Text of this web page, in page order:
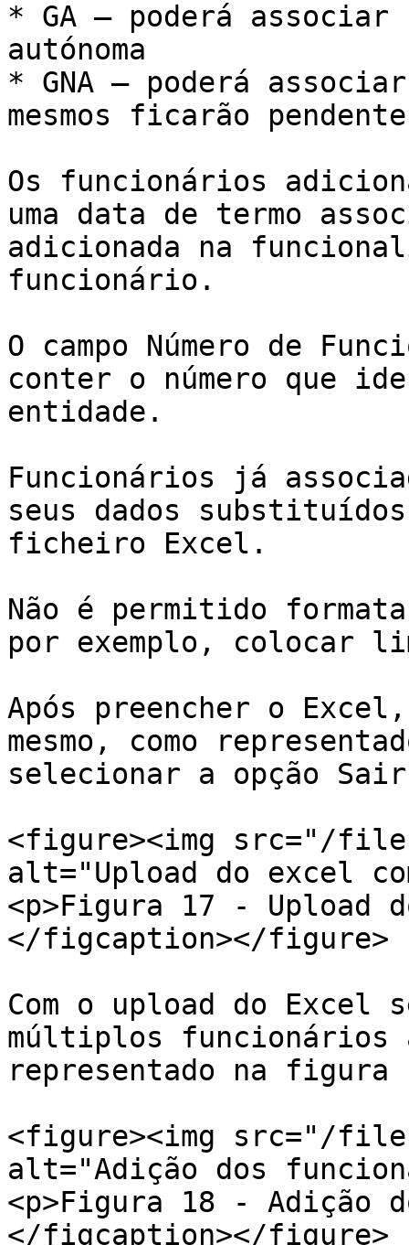
* GA – poderá
autónoma
* GNA – poderá
mesmos ficarão
Os funcionários
uma data de termo
adicionada na
funcionário.
O campo Número de
conter o número que
entidade.
Funcionários já
seus dados
ficheiro Excel.
Não é permitido
por exemplo, colocar
Após preencher o
mesmo, como
selecionar a opção
<figure><img src="/files/
alt="Upload do excel
<p>Figura 17 - Upload
</figcaption></figure>
Com o upload do
múltiplos funcionários
representado na figura
<figure><img src="/files/
alt="Adição dos
<p>Figura 18 - Adição